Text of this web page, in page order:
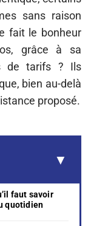
sans raison
fait le bonheur
grâce à sa
de tarifs ? Ils
bien au-delà
proposé.
faut savoir
quotidien